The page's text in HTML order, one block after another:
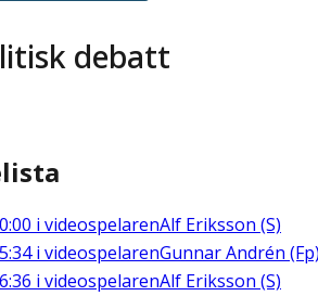
debatt
i videospelarenAlf Eriksson (S)
i videospelarenGunnar Andrén
i videospelarenAlf Eriksson (S)